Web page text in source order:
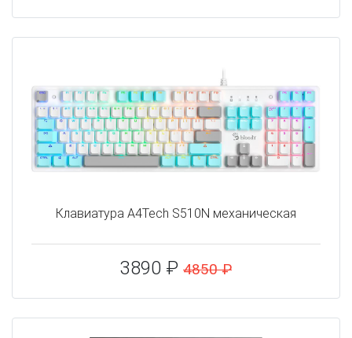
Клавиатура A4Tech S510N механическая
3890 ₽ 4850 ₽